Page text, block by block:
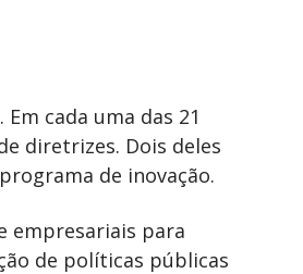
cada uma das 21
diretrizes. Dois deles
de inovação.
empresariais para
de políticas públicas